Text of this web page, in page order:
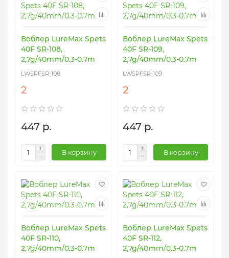
Воблер LureMax Spets
40F SR-108,
2,7g/40mm/0.3-0.7m
LWSPFSR-108
2
447 р.
В корзину
Воблер LureMax Spets
40F SR-109,
2,7g/40mm/0.3-0.7m
LWSPFSR-109
2
447 р.
В корзину
Воблер LureMax Spets
40F SR-110,
2,7g/40mm/0.3-0.7m
Воблер LureMax Spets
40F SR-112,
2,7g/40mm/0.3-0.7m